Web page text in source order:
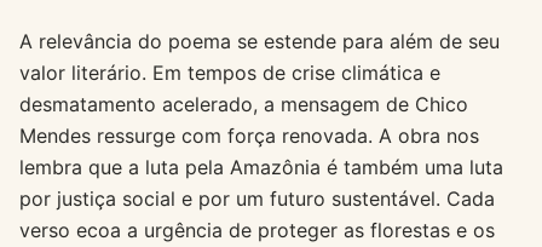
A relevância do poema se estende para além de seu
valor literário. Em tempos de crise climática e
desmatamento acelerado, a mensagem de Chico
Mendes ressurge com força renovada. A obra nos
lembra que a luta pela Amazônia é também uma luta
por justiça social e por um futuro sustentável. Cada
verso ecoa a urgência de proteger as florestas e os